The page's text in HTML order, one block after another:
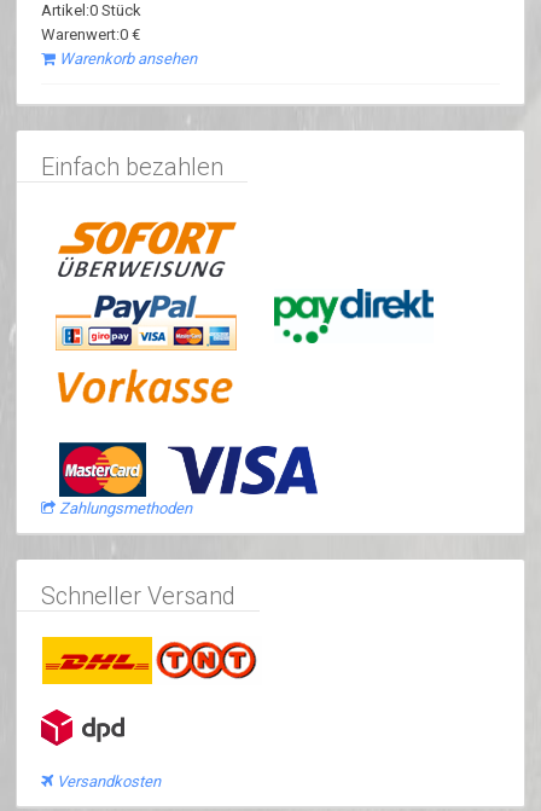
Artikel:0 Stück
Warenwert:0 €
Warenkorb ansehen
Einfach bezahlen
Zahlungsmethoden
Schneller Versand
Versandkosten